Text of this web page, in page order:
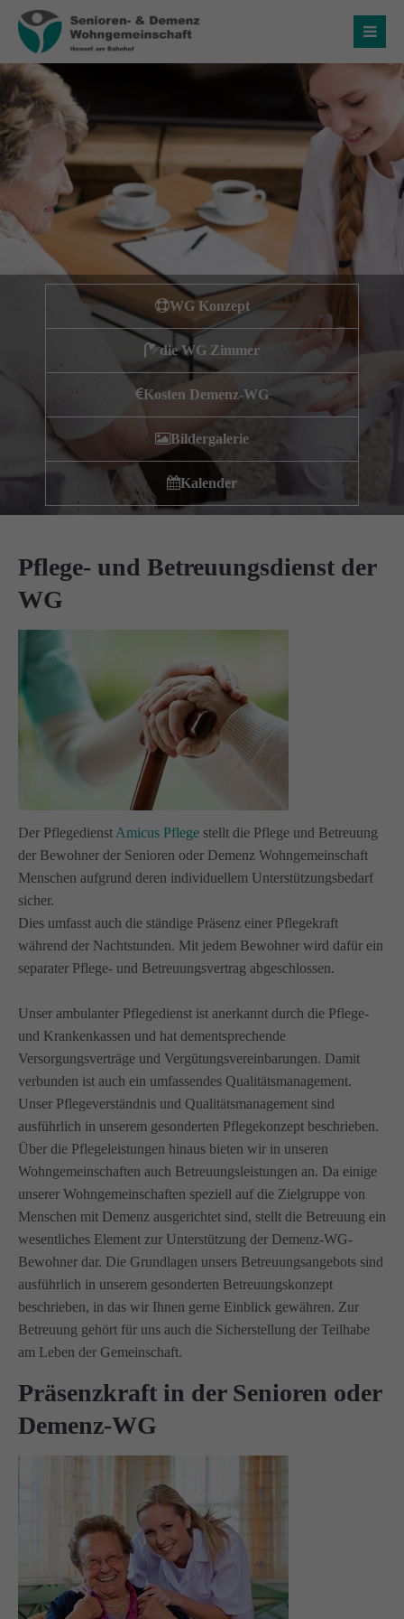
Login
Benutzername
Passwort
Anmelden
Lost your password?
Über uns
Wir haben uns als ambulanter Pflegedienst auf
Wohngemeinschaften für Senioren spezialisiert. Mit der
Spezialisierung im Bereich Demenz erleben wir immer wieder
GUTES
tun.
Wir sagenDANKEfür Ihr Feedback!
Kontakt
Amicus Pflege GmbH & Co KG
Lipper Weg 11a
45770 Marl
Sie haben Fragen?
02365 955 88 88
Schreiben Sie uns per Email
info@amicus-pflege.de
WG Konzept
die WG Zimmer
Kosten Demenz-WG
Bildergalerie
Kalender
Pflege- und Betreuungsdienst der
WG
Der Pflegedienst Amicus Pflege stellt die Pflege und Betreuung
der Bewohner der Senioren oder Demenz Wohngemeinschaft
Menschen aufgrund deren individuellem Unterstützungsbedarf
sicher.
Dies umfasst auch die ständige Präsenz einer Pflegekraft
während der Nachtstunden. Mit jedem Bewohner wird dafür ein
separater Pflege- und Betreuungsvertrag abgeschlossen.
Unser ambulanter Pflegedienst ist anerkannt durch die Pflege-
und Krankenkassen und hat dementsprechende
Versorgungsverträge und Vergütungsvereinbarungen. Damit
verbunden ist auch ein umfassendes Qualitätsmanagement.
Unser Pflegeverständnis und Qualitätsmanagement sind
ausführlich in unserem gesonderten Pflegekonzept beschrieben.
Über die Pflegeleistungen hinaus bieten wir in unseren
Wohngemeinschaften auch Betreuungsleistungen an. Da einige
unserer Wohngemeinschaften speziell auf die Zielgruppe von
Menschen mit Demenz ausgerichtet sind, stellt die Betreuung ein
wesentliches Element zur Unterstützung der Demenz-WG-
Bewohner dar. Die Grundlagen unsers Betreuungsangebots sind
ausführlich in unserem gesonderten Betreuungskonzept
beschrieben, in das wir Ihnen gerne Einblick gewähren. Zur
Betreuung gehört für uns auch die Sicherstellung der Teilhabe
am Leben der Gemeinschaft.
Präsenzkraft in der Senioren oder
Demenz-WG